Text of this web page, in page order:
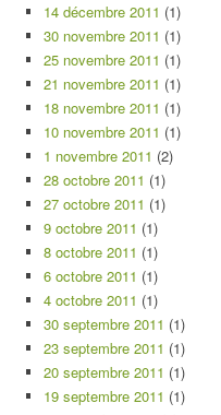
14 décembre 2011 (1)
30 novembre 2011 (1)
25 novembre 2011 (1)
21 novembre 2011 (1)
18 novembre 2011 (1)
10 novembre 2011 (1)
1 novembre 2011 (2)
28 octobre 2011 (1)
27 octobre 2011 (1)
9 octobre 2011 (1)
8 octobre 2011 (1)
6 octobre 2011 (1)
4 octobre 2011 (1)
30 septembre 2011 (1)
23 septembre 2011 (1)
20 septembre 2011 (1)
19 septembre 2011 (1)